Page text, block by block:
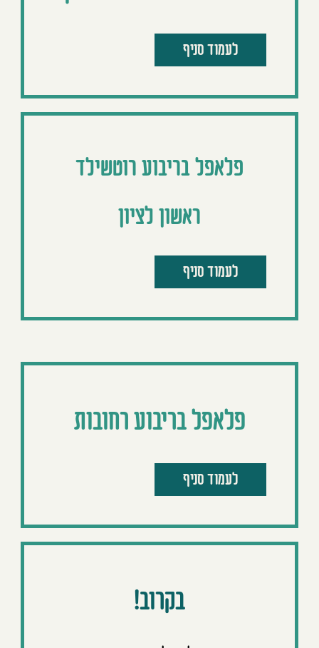
לעמוד סניף
פלאפל בריבוע רוטשילד
ראשון לציון
לעמוד סניף
פלאפל בריבוע רחובות
לעמוד סניף
בקרוב!